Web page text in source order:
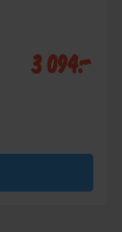
3 094:-